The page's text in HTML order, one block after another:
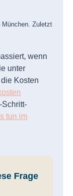
Zuletzt
wenn
unter
Kosten
Schritt-
tun im
Frage